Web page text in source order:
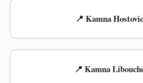
📍 Kamna
📍 Kamna